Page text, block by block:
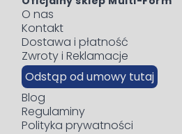
O nas
Kontakt
Dostawa i płatność
Zwroty i Reklamacje
Odstąp od umowy tutaj
Blog
Regulaminy
Polityka prywatności